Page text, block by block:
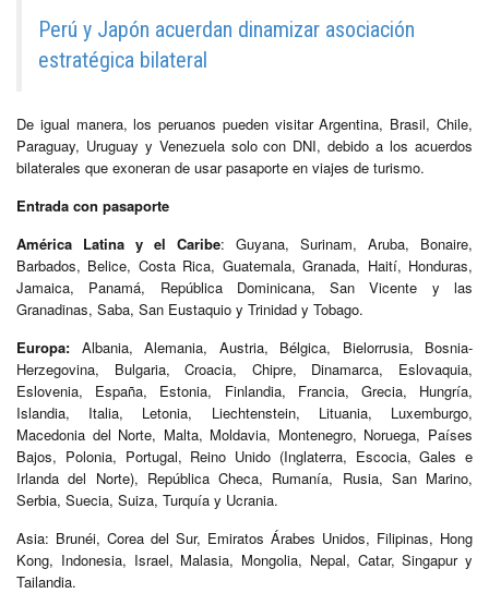
Perú y Japón acuerdan dinamizar asociación
estratégica bilateral
De igual manera, los peruanos pueden visitar Argentina, Brasil, Chile,
Paraguay, Uruguay y Venezuela solo con DNI, debido a los acuerdos
bilaterales que exoneran de usar pasaporte en viajes de turismo.
Entrada con pasaporte
América Latina y el Caribe: Guyana, Surinam, Aruba, Bonaire,
Barbados, Belice, Costa Rica, Guatemala, Granada, Haití, Honduras,
Jamaica, Panamá, República Dominicana, San Vicente y las
Granadinas, Saba, San Eustaquio y Trinidad y Tobago.
Europa: Albania, Alemania, Austria, Bélgica, Bielorrusia, Bosnia-
Herzegovina, Bulgaria, Croacia, Chipre, Dinamarca, Eslovaquia,
Eslovenia, España, Estonia, Finlandia, Francia, Grecia, Hungría,
Islandia, Italia, Letonia, Liechtenstein, Lituania, Luxemburgo,
Macedonia del Norte, Malta, Moldavia, Montenegro, Noruega, Países
Bajos, Polonia, Portugal, Reino Unido (Inglaterra, Escocia, Gales e
Irlanda del Norte), República Checa, Rumanía, Rusia, San Marino,
Serbia, Suecia, Suiza, Turquía y Ucrania.
Asia: Brunéi, Corea del Sur, Emiratos Árabes Unidos, Filipinas, Hong
Kong, Indonesia, Israel, Malasia, Mongolia, Nepal, Catar, Singapur y
Tailandia.